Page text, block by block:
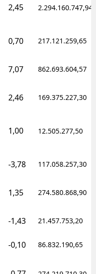
Yalova
Karabük
Osmaniye
2,45 2.294.160.747,94
0,70 217.121.259,65
7,07 862.693.604,57
2,46 169.375.227,30
1,00 12.505.277,50
-3,78 117.058.257,30
1,35 274.580.868,90
-1,43 21.457.753,20
-0,10 86.832.190,65